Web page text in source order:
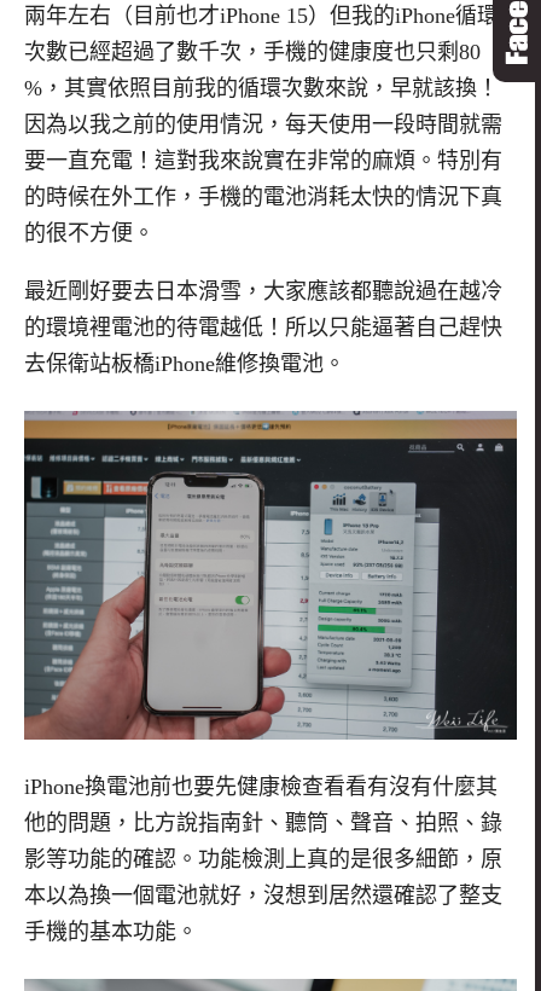
兩年左右（目前也才iPhone 15）但我的iPhone循環
次數已經超過了數千次，手機的健康度也只剩 80
% ，其實依照目前我的循環次數來說，早就該換！
因為以我之前的使用情況，每天使用一段時間就需
要一直充電！這對我來說實在非常的麻煩。特別有
的時候在外工作，手機的電池消耗太快的情況下真
的很不方便。
最近剛好要去日本滑雪，大家應該都聽說過在越冷
的環境裡電池的待電越低！所以只能逼著自己趕快
去保衛站板橋iPhone維修換電池。
iPhone換電池前也要先健康檢查看看有沒有什麼其
他的問題，比方說指南針、聽筒、聲音、拍照、錄
影等功能的確認。功能檢測上真的是很多細節，原
本以為換一個電池就好，沒想到居然還確認了整支
手機的基本功能。